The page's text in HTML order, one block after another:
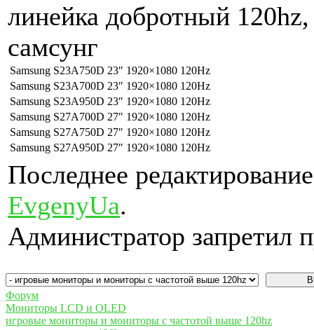
линейка добротный
самсунг
Samsung S23A750D 23″ 1920×1080 120Hz
Samsung S23A700D 23″ 1920×1080 120Hz
Samsung S23A950D 23″ 1920×1080 120Hz
Samsung S27A700D 27″ 1920×1080 120Hz
Samsung S27A750D 27″ 1920×1080 120Hz
Samsung S27A950D 27″ 1920×1080 120Hz
Последнее
EvgenyUa.
Администратор запретил
Форум
Мониторы LCD и OLED
игровые мониторы и мониторы с частотой выше 120hz